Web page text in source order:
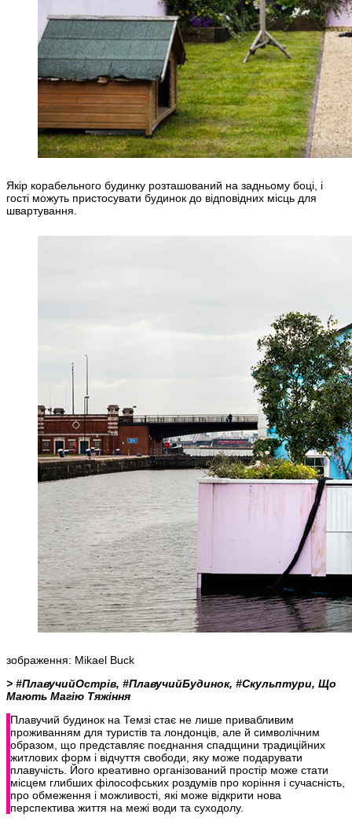
Якір корабельного будинку розташований на задньому боці, і
гості можуть пристосувати будинок до відповідних місць для
швартування.
зображення: Mikael Buck
> #ПлавучийОстрів, #ПлавучийБудинок, #Скульптури, Що
Мають Магію Тяжіння
Плавучий будинок на Темзі стає не лише привабливим
проживанням для туристів та лондонців, але й символічним
образом, що представляє поєднання спадщини традиційних
житлових форм і відчуття свободи, яку може подарувати
плавучість. Його креативно організований простір може стати
місцем глибших філософських роздумів про коріння і сучасність,
про обмеження і можливості, які може відкрити нова
перспектива життя на межі води та суходолу.